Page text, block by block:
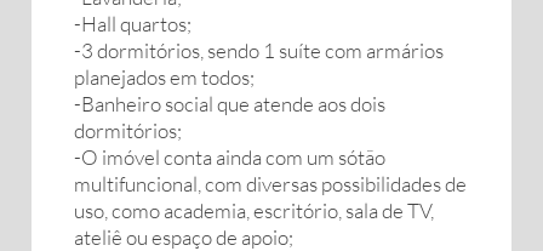
-Hall quartos;
-3 dormitórios, sendo 1 suíte com armários
planejados em todos;
-Banheiro social que atende aos dois
dormitórios;
-O imóvel conta ainda com um sótão
multifuncional, com diversas possibilidades de
uso, como academia, escritório, sala de TV,
ateliê ou espaço de apoio;